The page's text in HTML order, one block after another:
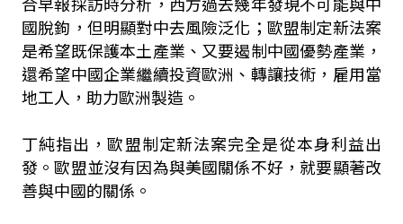
國脫鉤，但明顯對中去風險泛化；歐盟制定新法案
是希望既保護本土產業、又要遏制中國優勢產業，
還希望中國企業繼續投資歐洲、轉讓技術，雇用當
地工人，助力歐洲製造。
丁純指出，歐盟制定新法案完全是從本身利益出
發。歐盟並沒有因為與美國關係不好，就要顯著改
善與中國的關係。